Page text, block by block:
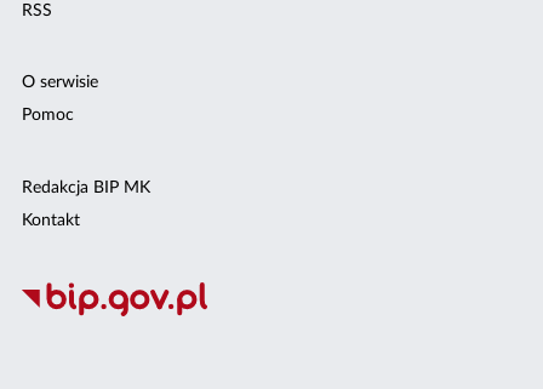
RSS
O serwisie
Pomoc
Redakcja BIP MK
Kontakt